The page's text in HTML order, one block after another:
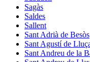
Sagàs
Saldes
Sallent
Sant Adrià de Besòs
Sant Agustí de
Sant Andreu de la